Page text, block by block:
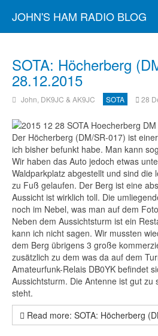
JOHN'S HAM RADIO BLOG
SOTA: Höcherberg
28.12.2015
John, DK9JC & AK9JC SOTA 28
Der Höcherberg (DM/SR-017) ist
ich bisher befunkt habe. Man kann
Wir haben das Auto jedoch etwas
Waldparkplatz abgestellt und sind die
zu Fuß gelaufen. Der Berg ist eine
Aussicht ist wirklich toll. Die
noch im Nebel, was man auf dem
Neben dem Aussichtsturm ist ein
kann ich nicht sagen. Wir mussten
dem Berg übrigens 3 große
zusätzlich zu dem was da auf dem
Amateurfunk-Relais DB0YK befindet
Aussichtsturm. Die Antenne ist gut zu
steht.
Read more: SOTA: Höcherberg